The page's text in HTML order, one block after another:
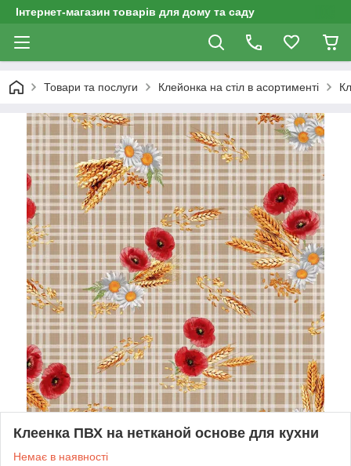
Інтернет-магазин товарів для дому та саду
Товари та послуги Клейонка на стіл в асортименті
Клеенка ПВХ на нетканой основе для кухни
Немає в наявності